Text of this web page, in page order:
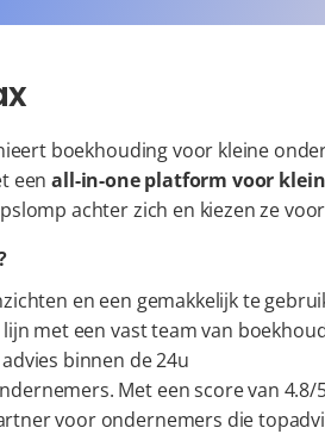
boekhouding voor kleine
een all-in-one platform voor
achter zich en kiezen ze
en een gemakkelijk te
met een vast team van
binnen de 24u
Met een score van
voor ondernemers die